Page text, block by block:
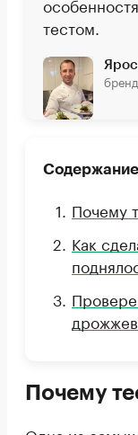
тестом.
Содержание
Почему
Как
Почему